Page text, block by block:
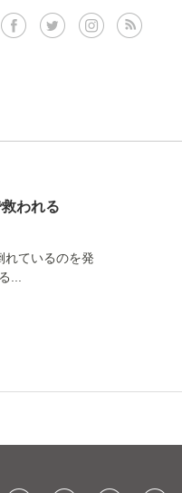
われる
れているのを発
...